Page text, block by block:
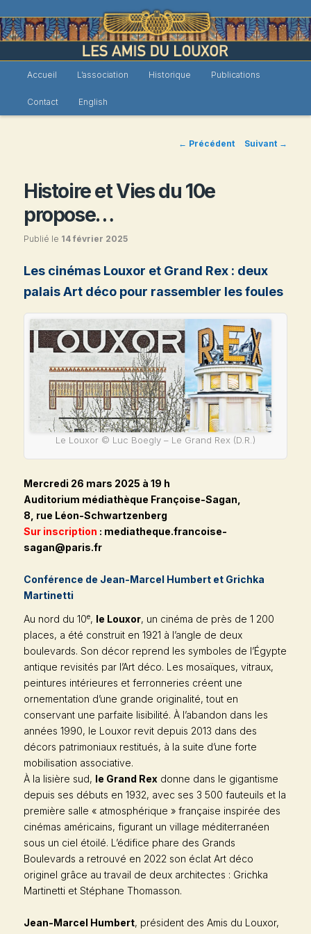
Les Amis du Louxor
Aller
au
Accueil L’association Historique Publications
Contact English
Navigation
← Précédent Suivant →
Histoire et Vies du 10e
propose…
Publié le 14 février 2025
Les cinémas Louxor et Grand Rex : deux
palais Art déco pour rassembler les foules
Le Louxor © Luc Boegly – Le Grand Rex (D.R.)
Mercredi 26 mars 2025 à 19 h
Auditorium médiathèque Françoise-Sagan
8, rue Léon-Schwartzenberg
Sur inscription : mediatheque.francoise-
sagan@paris.fr
Conférence de Jean-Marcel Humbert et Grichka
Martinetti
Au nord du 10e, le Louxor, un cinéma de près de 1 200
places, a été construit en 1921 à l’angle de deux
boulevards. Son décor reprend les symboles de l’Égypte
antique revisités par l’Art déco. Les mosaïques, vitraux,
peintures intérieures et ferronneries créent une
ornementation d’une grande originalité, tout en
conservant une parfaite lisibilité. À l’abandon dans les
années 1990, le Louxor revit depuis 2013 dans des
décors patrimoniaux restitués, à la suite d’une forte
mobilisation associative.
À la lisière sud, le Grand Rex donne dans le gigantisme
depuis ses débuts en 1932, avec ses 3 500 fauteuils et la
première salle « atmosphérique » française inspirée des
cinémas américains, figurant un village méditerranéen
sous un ciel étoilé. L’édifice phare des Grands
Boulevards a retrouvé en 2022 son éclat Art déco
originel grâce au travail de deux architectes : Grichka
Martinetti et Stéphane Thomasson.
Jean-Marcel Humbert, président des Amis du Louxor,